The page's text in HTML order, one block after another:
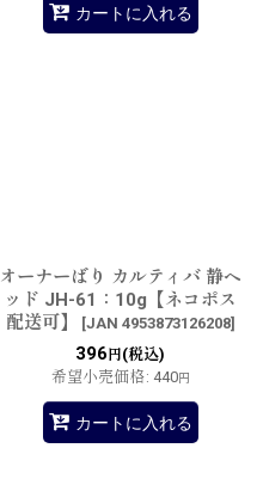
カートに入れる
オーナーばり カルティバ 静ヘ
ッド JH-61：10g【ネコポス
配送可】
[JAN 4953873126208]
396 円(税込)
希望小売価格: 440円
カートに入れる